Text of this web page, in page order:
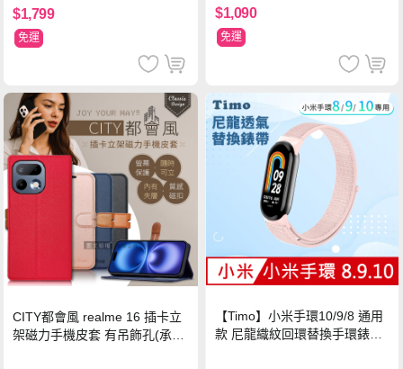
$1,799
免運
$1,090
免運
CITY都會風 realme 16 插卡立
架磁力手機皮套 有吊飾孔(承諾
【Timo】小米手環10/9/8 通用
款 尼龍織紋回環替換手環錶帶-